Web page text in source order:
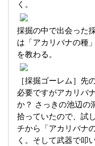
く。
採掘の中で出会った
は「アカリバナの種
を教わる。
［採掘ゴーレム］先
必要ですがアカリバ
か？ さっきの池辺の
拾っていたので、試
チから「アカリバナ
く。そして武器で叩